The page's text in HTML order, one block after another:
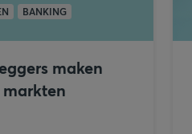
BANKING
maken